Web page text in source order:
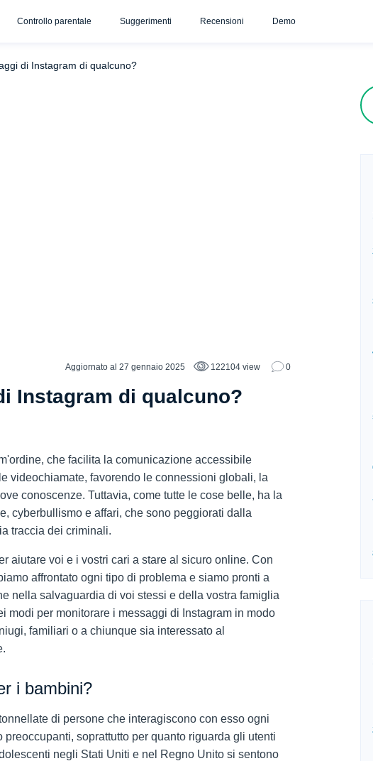
Controllo parentale Suggerimenti Recensioni Demo
di Instagram di qualcuno?
Aggiornato al 27 gennaio 2025 122104 view 0
Instagram di qualcuno?
che facilita la comunicazione accessibile
videochiamate, favorendo le connessioni globali, la
conoscenze. Tuttavia, come tutte le cose belle, ha la
cyberbullismo e affari, che sono peggiorati dalla
traccia dei criminali.
aiutare voi e i vostri cari a stare al sicuro online. Con
affrontato ogni tipo di problema e siamo pronti a
nella salvaguardia di voi stessi e della vostra famiglia
per monitorare i messaggi di Instagram in modo
familiari o a chiunque sia interessato al
i bambini?
di persone che interagiscono con esso ogni
soprattutto per quanto riguarda gli utenti
negli Stati Uniti e nel Regno Unito si sentono
diretti su Instagram Vedere i messaggi di Instagram sul browser web